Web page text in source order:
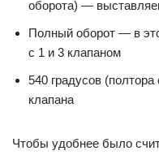
оборота) —
Полный оборот — в
с 1 и 3 клапаном
540 градусов
клапана
Чтобы удобнее было